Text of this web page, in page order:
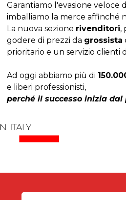
Garantiamo l'evasione veloce
imballiamo la merce affinché
La nuova sezione rivenditori,
godere di prezzi da grossista
prioritario e un servizio clienti
Ad oggi abbiamo più di
e liberi professionisti,
perché il successo inizia